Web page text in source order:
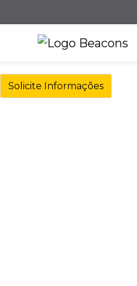
Solicite Informações